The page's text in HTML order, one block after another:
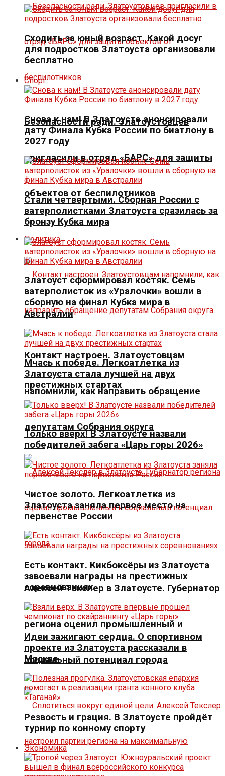
Безопасности ради. Златоустовцев
пригласили в отряд «БАРС» для защиты
объектов от беспилотников
Политика
Контакт настроен. Златоустовцам
напомнили, как направить обращение
депутатам Собрания округа
Алексей Текслер в Златоусте. Губернатор
региона оценил промышленный и
социальный потенциал города
Сходить за юный возраст. Какой досуг
для подростков Златоуста организовали
бесплатно
Спорт
Снова к нам! В Златоусте анонсировали
дату Финала Кубка России по биатлону в
2027 году
Стали четвертыми. Сборная России с
ватерполистками Златоуста сразилась за
бронзу Кубка мира
Златоуст сформировал костяк. Семь
ватерполисток из «Уралочки» вошли в
сборную на финал Кубка мира в
Австралии
Мчась к победе. Легкоатлетка из
Златоуста стала лучшей на двух
престижных стартах
Только вверх! В Златоусте назвали
победителей забега «Царь горы 2026»
Чистое золото. Легкоатлетка из
Златоуста заняла первое место на
первенстве России
Есть контакт. Кикбоксёры из Златоуста
завоевали награды на престижных
соревнованиях
Идеи зажигают сердца. О спортивном
проекте из Златоуста рассказали в
Москве
Резвость и грация. В Златоусте пройдёт
турнир по конному спорту
Экономика